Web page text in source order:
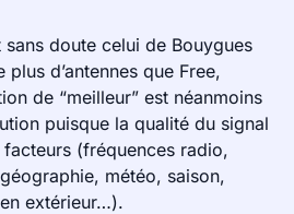
sans doute celui de Bouygues
d’antennes que Free,
de “meilleur” est néanmoins
puisque la qualité du signal
(fréquences radio,
météo, saison,
extérieur…).